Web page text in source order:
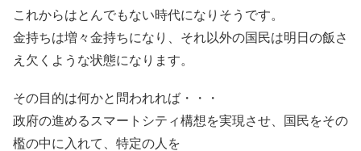
これからはとんでもない時代になりそうです。
金持ちは増々金持ちになり、それ以外の国民は明日の飯さ
え欠くような状態になります。
その目的は何かと問われれば・・・
政府の進めるスマートシティ構想を実現させ、国民をその
檻の中に入れて、特定の人を